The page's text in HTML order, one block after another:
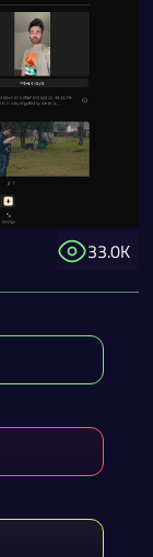
33.0K